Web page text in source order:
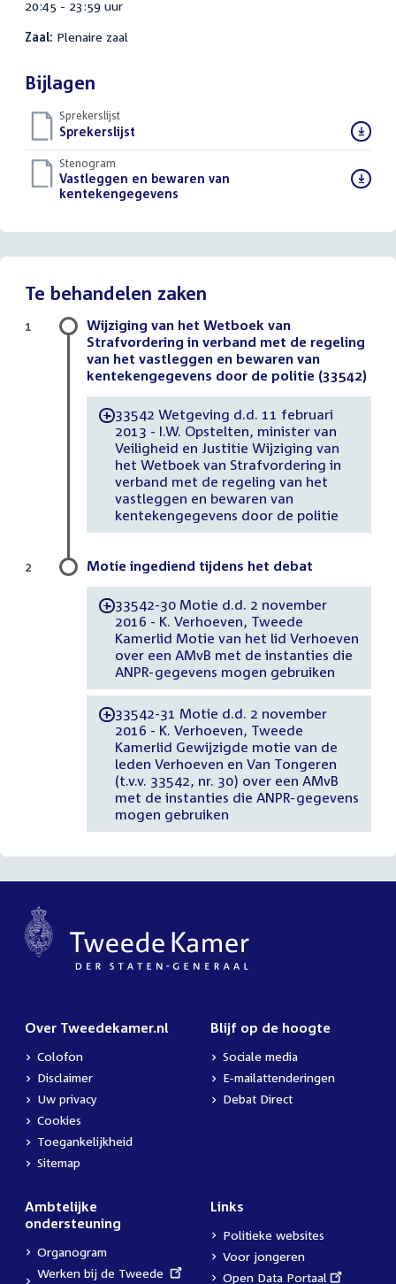
20:45 - 23:59 uur
Zaal: Plenaire zaal
Bijlagen
Sprekerslijst
Download
bestand:
Sprekerslijst
Stenogram
Download
bestand:
Vastleggen en bewaren van
kentekengegevens
Te behandelen zaken
Wijziging van het Wetboek van
Strafvordering in verband met de regeling
van het vastleggen en bewaren van
kentekengegevens door de politie (33542)
-33542 Wetgeving d.d. 11 februari
2013 - I.W. Opstelten, minister van
Veiligheid en Justitie Wijziging van
het Wetboek van Strafvordering in
verband met de regeling van het
vastleggen en bewaren van
kentekengegevens door de politie
1
Motie ingediend tijdens het debat
-33542-30 Motie d.d. 2 november
2016 - K. Verhoeven, Tweede
Kamerlid Motie van het lid Verhoeven
over een AMvB met de instanties die
ANPR-gegevens mogen gebruiken
-33542-31 Motie d.d. 2 november
2016 - K. Verhoeven, Tweede
Kamerlid Gewijzigde motie van de
leden Verhoeven en Van Tongeren
(t.v.v. 33542, nr. 30) over een AMvB
met de instanties die ANPR-gegevens
mogen gebruiken
2
Over Tweedekamer.nl
Colofon
Disclaimer
Uw privacy
Cookies
Toegankelijkheid
Sitemap
Blijf op de hoogte
Sociale media
E-mailattenderingen
Debat Direct
Ambtelijke
ondersteuning
Organogram
External
Werken bij de Tweede
Links
Politieke websites
Voor jongeren
External
Open Data Portaal